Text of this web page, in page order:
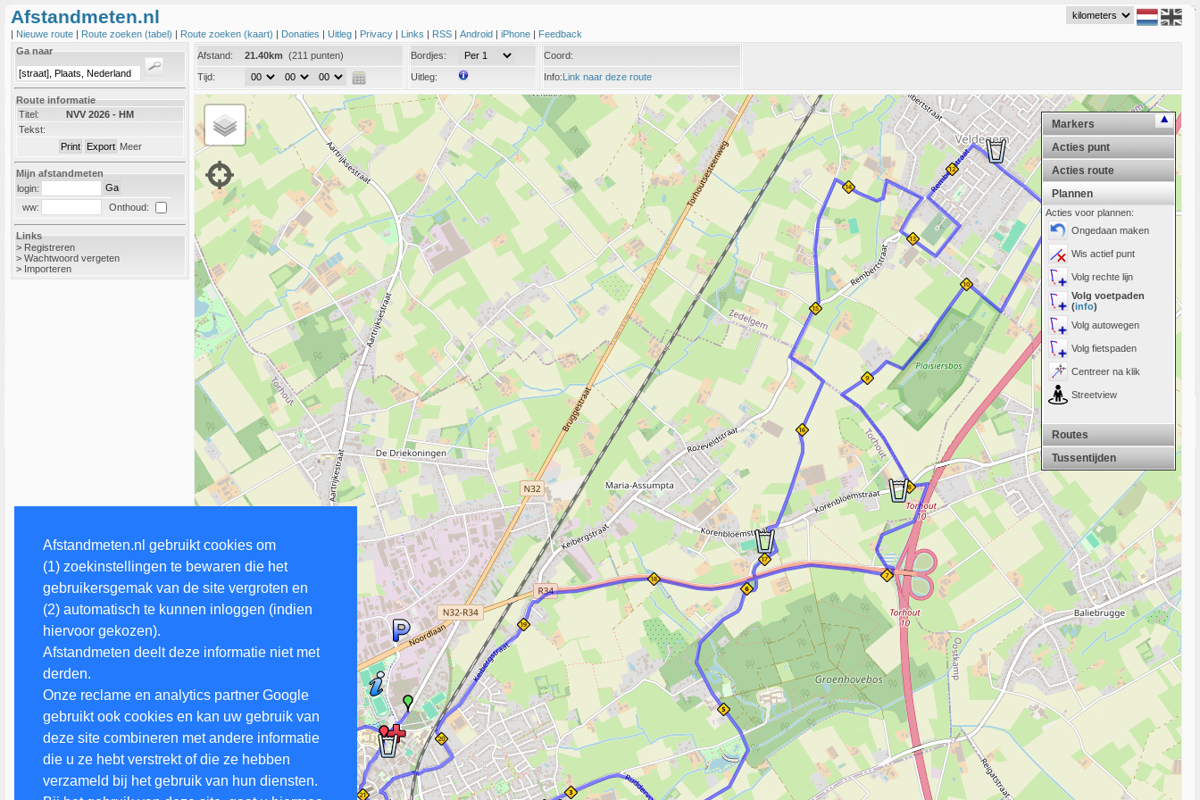
Afstandmeten.nl gebruikt cookies om
(1) zoekinstellingen te bewaren die het
gebruikersgemak van de site vergroten en
(2) automatisch te kunnen inloggen (indien
hiervoor gekozen).
Afstandmeten deelt deze informatie niet met
derden.
Onze reclame en analytics partner Google
gebruikt ook cookies en kan uw gebruik van
deze site combineren met andere informatie
die u ze hebt verstrekt of die ze hebben
verzameld bij het gebruik van hun diensten.
Afstandmeten.nl
| Nieuwe route | Route zoeken (tabel) | Route zoeken (kaart) | Donaties | Uitleg | Privacy | Links | RSS | Android | iPhone | Feedback
Ga naar
Route informatie
Titel:
NVV 2026 - HM
Tekst:
Meer
Mijn afstandmeten
login:
ww:
Onthoud:
Links
> Registreren
> Wachtwoord vergeten
> Importeren
Afstand: 21.40km
(211 punten)
Tijd:
Bordjes:
Uitleg:
Coord:
Info:Link naar deze route
Markers
Acties punt
Acties route
Plannen
Acties voor plannen:
Ongedaan maken
Wis actief punt
Volg rechte lijn
Volg voetpaden
(info)
Volg autowegen
Volg fietspaden
Centreer na klik
Streetview
Routes
Tussentijden